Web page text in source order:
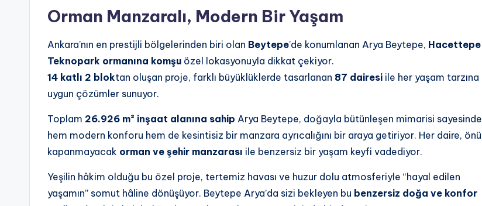
Orman Manzaralı, Modern Bir Yaşam
Ankara’nın en prestijli bölgelerinden biri olan Beytepe’de konumlanan Arya Beytepe, Hacettepe
Teknopark ormanına komşu özel lokasyonuyla dikkat çekiyor.
14 katlı 2 bloktan oluşan proje, farklı büyüklüklerde tasarlanan 87 dairesi ile her yaşam tarzına
uygun çözümler sunuyor.
Toplam 26.926 m² inşaat alanına sahip Arya Beytepe, doğayla bütünleşen mimarisi sayesinde
hem modern konforu hem de kesintisiz bir manzara ayrıcalığını bir araya getiriyor. Her daire, önü
kapanmayacak orman ve şehir manzarası ile benzersiz bir yaşam keyfi vadediyor.
Yeşilin hâkim olduğu bu özel proje, tertemiz havası ve huzur dolu atmosferiyle “hayal edilen
yaşamın” somut hâline dönüşüyor. Beytepe Arya’da sizi bekleyen bu benzersiz doğa ve konfor